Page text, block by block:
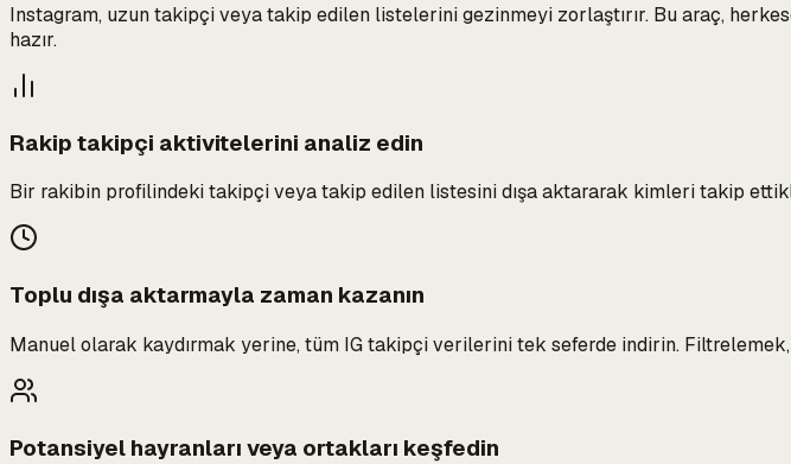
Instagram, uzun takipçi veya takip edilen listelerini gezinmeyi zorlaştırır. Bu araç,
hazır.
Rakip takipçi aktivitelerini analiz edin
Bir rakibin profilindeki takipçi veya takip edilen listesini dışa aktararak kimleri takip
Toplu dışa aktarmayla zaman kazanın
Manuel olarak kaydırmak yerine, tüm IG takipçi verilerini tek seferde indirin.
Potansiyel hayranları veya ortakları keşfedin